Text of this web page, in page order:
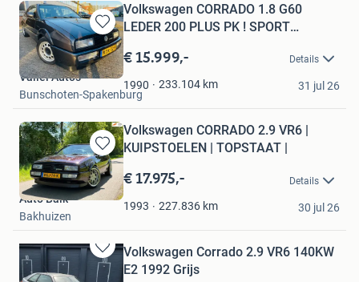
Bewaren
in
Mijn
Favorieten
Volkswagen CORRADO 1.8 G60
LEDER 200 PLUS PK ! SPORT
€ 15.999,- Details
1990 233.104 km
Vallei Auto's
Bunschoten-Spakenburg
31 jul 26
Bewaren
in
Mijn
Favorieten
Volkswagen CORRADO 2.9 VR6 |
KUIPSTOELEN | TOPSTAAT |
€ 17.975,- Details
1993 227.836 km
Auto Balk
Bakhuizen
30 jul 26
Bewaren
Volkswagen Corrado 2.9 VR6 140KW
E2 1992 Grijs